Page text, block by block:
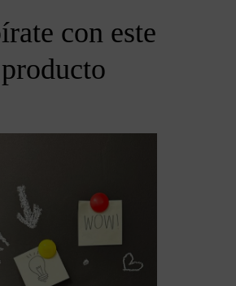
con este
producto